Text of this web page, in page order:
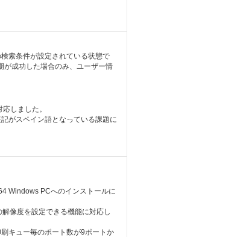
索条件が設定されている状態で
が成功した場合のみ、ユーザー情
しました。
がスペイン語となっている課題に
Windows PCへのインストールに
像度を設定できる機能に対応し
キュー毎のポート数が9ポートか